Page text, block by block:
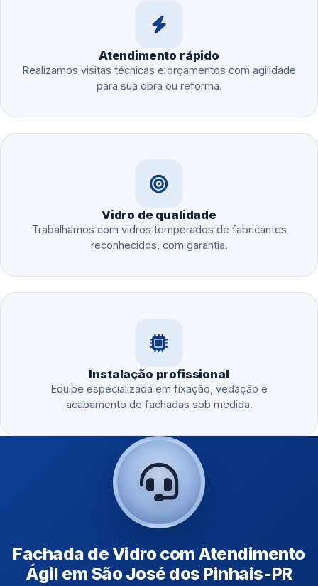
Atendimento rápido
Realizamos visitas técnicas e orçamentos com agilidade
para sua obra ou reforma.
Vidro de qualidade
Trabalhamos com vidros temperados de fabricantes
reconhecidos, com garantia.
Instalação profissional
Equipe especializada em fixação, vedação e
acabamento de fachadas sob medida.
Fachada de Vidro com Atendimento
Ágil em São José dos Pinhais-PR